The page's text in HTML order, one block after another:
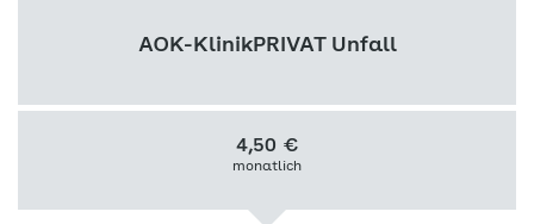
AOK-KlinikPRIVAT Unfall
4,50 €
monatlich